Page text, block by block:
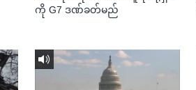
ကို G7 ဒဏ်ခတ်မည်